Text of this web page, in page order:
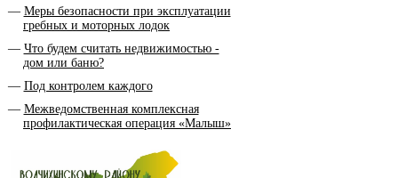
Меры безопасности при эксплуатации
гребных и моторных лодок
Что будем считать недвижимостью -
дом или баню?
Под контролем каждого
Межведомственная комплексная
профилактическая операция «Малыш»